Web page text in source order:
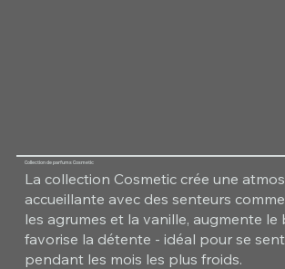
Collection de parfums Cosmetic
La collection Cosmetic crée une
accueillante avec des senteurs
les agrumes et la vanille, augmente
favorise la détente - idéal pour se
pendant les mois les plus froids.